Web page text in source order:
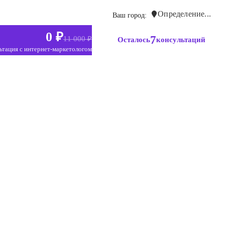
Ваш город: Определение...
0 ₽11 000 ₽
с интернет-маркетологом
Осталось7консультаций